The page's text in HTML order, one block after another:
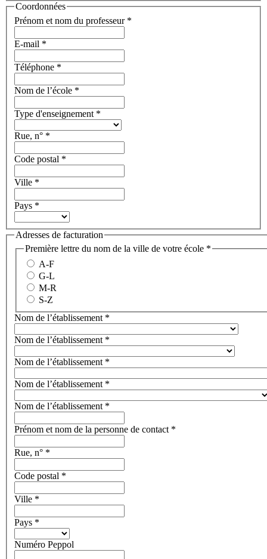
Coordonnées
Prénom et nom du professeur *
E-mail *
Téléphone *
Nom de l’école *
Type d'enseignement *
Rue, n° *
Code postal *
Ville *
Pays *
Adresses de facturation
Première lettre du nom de la ville de votre école *
A-F
G-L
M-R
S-Z
Nom de l’établissement *
Nom de l’établissement *
Nom de l’établissement *
Nom de l’établissement *
Nom de l’établissement *
Prénom et nom de la personne de contact *
Rue, n° *
Code postal *
Ville *
Pays *
Numéro Peppol